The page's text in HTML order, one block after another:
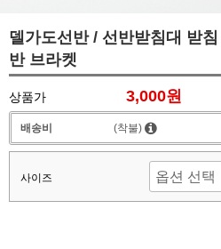
델가도선반 / 선반받침대 받
반 브라켓
상품가 3,000원
배송비 (착불)
사이즈